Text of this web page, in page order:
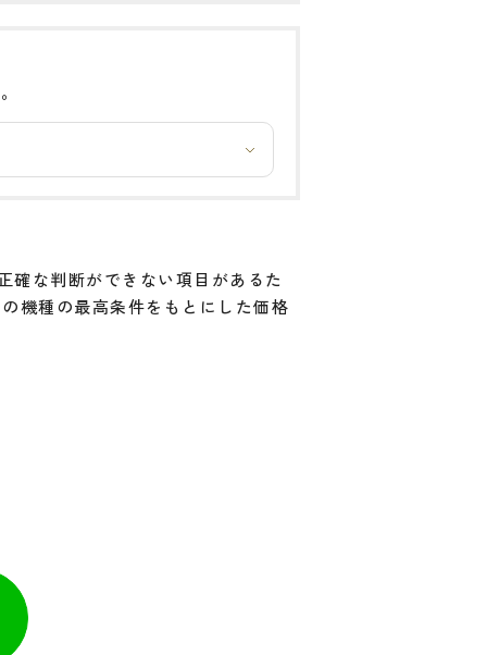
な判断ができない項目があるた
機種の最高条件をもとにした価格